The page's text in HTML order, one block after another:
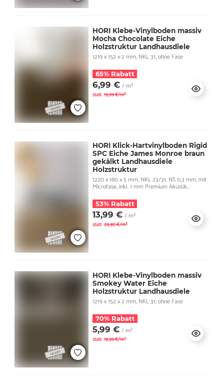
HORI Klebe-Vinylboden massiv
Mocha Chocolate Eiche
Holzstruktur Landhausdiele
1219 x 152 x 2 mm, NKL 31, ohne Fase
65% Rabatt
6,99 € / m²
statt 19,99 €/m²
HORI Klick-Hartvinylboden Rigid
SPC Eiche James Monroe braun
gekälkt Landhausdiele
Holzstruktur
1220 x 180 x 5 mm, NKL 23/31, NS 0,3 mm, mit
Microfase, inkl. 1 mm Premium Akustik
53% Rabatt
13,99 € / m²
statt 29,90 €/m²
HORI Klebe-Vinylboden massiv
Smokey Water Eiche
Holzstruktur Landhausdiele
1219 x 152 x 2 mm, NKL 31, ohne Fase
70% Rabatt
5,99 € / m²
statt 19,99 €/m²